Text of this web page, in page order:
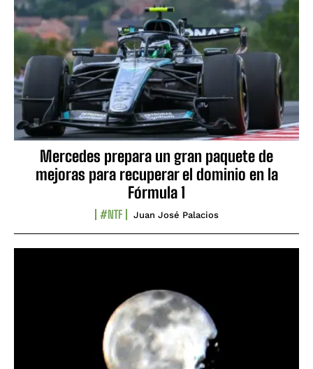
Mercedes prepara un gran paquete de
mejoras para recuperar el dominio en la
Fórmula 1
#NTF Juan José Palacios